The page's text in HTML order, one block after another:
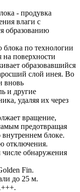
- продувка
влаги с
образованию
блока по технологии
на поверхности
образовавшийся
слой инея. Во
вновь
и другие
удаляя их через
вращение,
предотвращая
блоке.
отключения.
числе обнаружения
Fin.
до 25 м.